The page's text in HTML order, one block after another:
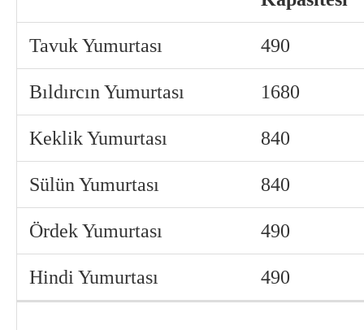
Tavuk Yumurtası 490
Bıldırcın Yumurtası 1680
Keklik Yumurtası 840
Sülün Yumurtası 840
Ördek Yumurtası 490
Hindi Yumurtası 490